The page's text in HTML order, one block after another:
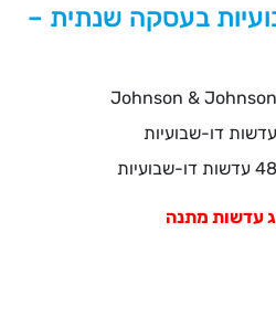
בעסקה שנתית –
Johnson & Johnson
עדשות דו-שבועיות
48 עדשות דו-שבועיות
עדשות מתנה